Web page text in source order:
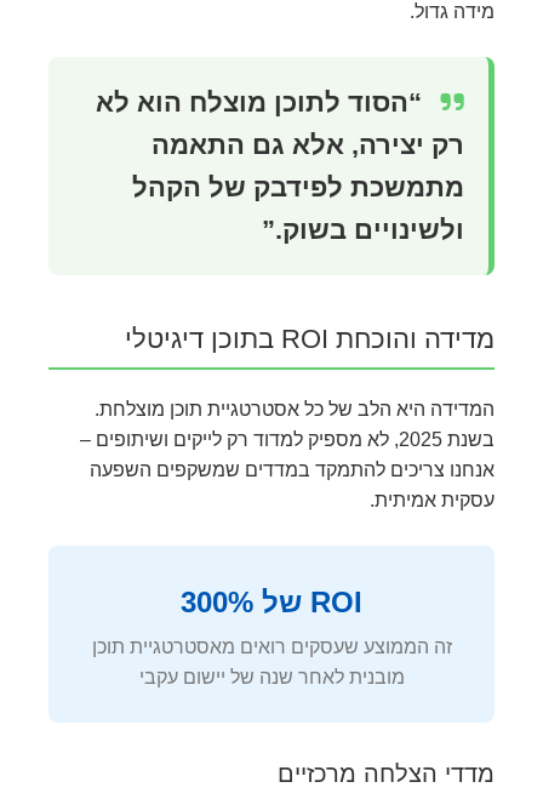
מידה גדול.
“הסוד לתוכן מוצלח הוא לא
רק יצירה, אלא גם התאמה
מתמשכת לפידבק של הקהל
ולשינויים בשוק.”
מדידה והוכחת ROI בתוכן דיגיטלי
המדידה היא הלב של כל אסטרטגיית תוכן מוצלחת.
בשנת 2025, לא מספיק למדוד רק לייקים ושיתופים –
אנחנו צריכים להתמקד במדדים שמשקפים השפעה
עסקית אמיתית.
ROI של 300%
זה הממוצע שעסקים רואים מאסטרטגיית תוכן
מובנית לאחר שנה של יישום עקבי
מדדי הצלחה מרכזיים